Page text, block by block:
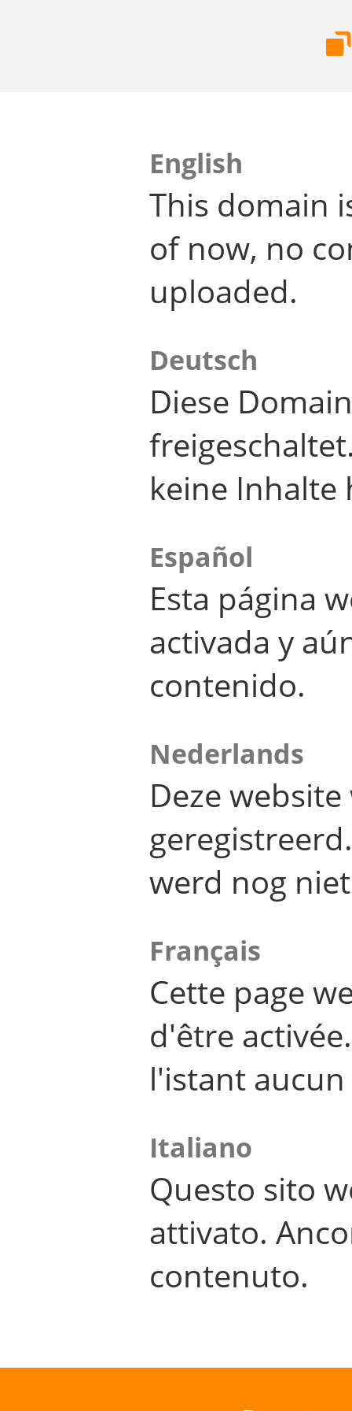
English
This domain
of now, no
uploaded.
Deutsch
Diese
keine Inhalte
Español
Esta página
activada y
contenido.
Nederlands
Deze
werd nog
Français
Cette page
d'être
l'istant
Italiano
Questo sito
attivato.
contenuto.